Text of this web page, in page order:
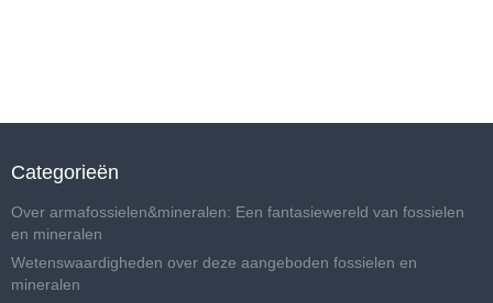
Categorieën
Over armafossielen&mineralen: Een fantasiewereld van fossielen
en mineralen
Wetenswaardigheden over deze aangeboden fossielen en
mineralen